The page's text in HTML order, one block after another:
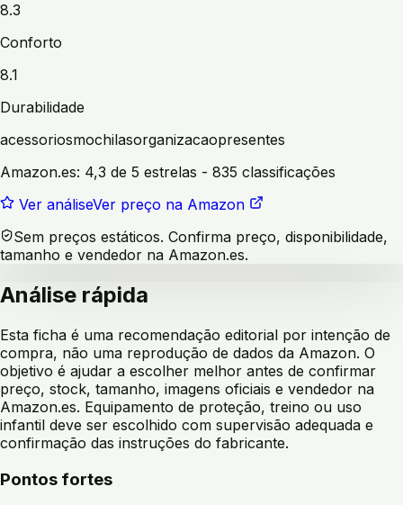
8.3
Conforto
8.1
Durabilidade
acessoriosmochilasorganizacaopresentes
Amazon.es: 4,3 de 5 estrelas - 835 classificações
Ver análiseVer preço na Amazon
Sem preços estáticos. Confirma preço, disponibilidade,
tamanho e vendedor na Amazon.es.
Análise rápida
Esta ficha é uma recomendação editorial por intenção de
compra, não uma reprodução de dados da Amazon. O
objetivo é ajudar a escolher melhor antes de confirmar
preço, stock, tamanho, imagens oficiais e vendedor na
Amazon.es. Equipamento de proteção, treino ou uso
infantil deve ser escolhido com supervisão adequada e
confirmação das instruções do fabricante.
Pontos fortes